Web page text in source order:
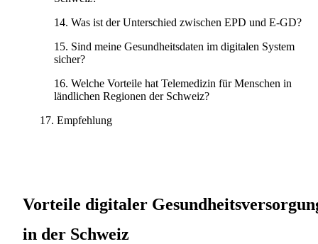
Was ist der Unterschied zwischen EPD und E-GD?
Sind meine Gesundheitsdaten im digitalen System
sicher?
Welche Vorteile hat Telemedizin für Menschen in
ländlichen Regionen der Schweiz?
Empfehlung
Vorteile digitaler
in der Schweiz